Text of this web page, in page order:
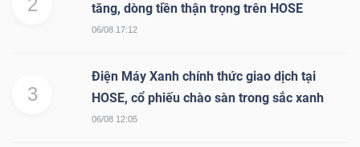
2
tăng, dòng tiền thận trọng trên HOSE
06/08 17:12
3
Điện Máy Xanh chính thức giao dịch tại
HOSE, cổ phiếu chào sàn trong sắc xanh
06/08 12:05
DÙNG